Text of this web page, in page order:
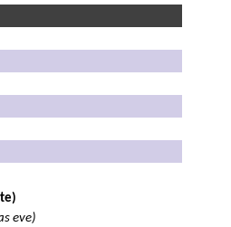
eve)